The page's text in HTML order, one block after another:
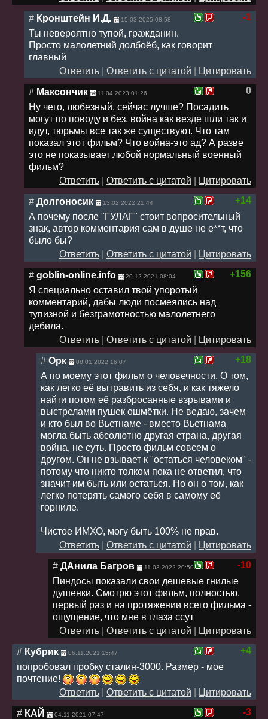
-1
# Кронштейн И.Д. 15.03.2025 08:58
Ты невероятно тупой, гражданин.
Просто малолетний долбоёб, как говорит
главный
Ответить
Ответить с цитатой
Цитировать
0
# Максончик 11.04.2023 01:26
Ну чего, любезный, сейчас лучше? Посадить
могут по поводу и без, война как везде шли так и
идут, тюрьмы все так же существуют. Что там
показал этот фильм? Что война-это ад? А разве
это не показывает любой нормальный военный
фильм?
Ответить
Ответить с цитатой
Цитировать
+14
# Долгоносик 13.02.2022 21:44
А почему после "ГУЛАГ" стоит вопросительный
знак, автор комментария сам в душе не е**т, что
было бы?
Ответить
Ответить с цитатой
Цитировать
+156
# goblin-online.info 20.12.2021 08:04
Я специально оставил твой упоротый
комментарий, дабы люди посмеялись над
тупизной и безграмотностью малолетнего
дебила.
Ответить
Ответить с цитатой
Цитировать
+18
# Орк 08.01.2022 16:07
А по моему этот фильм о человечности. О том,
как легко её вытравить из себя, и как тяжело
найти потом её разбросанные взрывами и
выстрелами пушек ошмётки. Не ведаю, зачем
и кто был во Вьетнаме - вместо Вьетнама
могла быть абсолютно другая страна, другая
война, не суть. Просто фильм совсем о
другом. Он не взывает к "остаться человеком" -
потому что никто толком пока не ответил, что
значит им быть или остаться. Но он о том, как
легко потерять самого себя в самому её
горниле.
Чистое ИМХО, могу быть 100% не прав.
Ответить
Ответить с цитатой
Цитировать
-10
# ДАнила Багров 11.03.2022 20:50
Пиндосы показали свои дешевые гнилые
душенки. Смотрю этот фильм, полностью,
первый раз и на протяжении всего фильма -
ощущение, что мне в глаза ссут
Ответить
Ответить с цитатой
Цитировать
+4
# Кубрик 06.11.2021 15:47
попробовал пробку сталин-3000. Размер - мое
почтение!
Ответить
Ответить с цитатой
Цитировать
-3
# КАЙ 04.11.2021 07:47